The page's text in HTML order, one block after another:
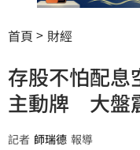
首頁 財經
存股不怕配息
主動牌 大盤
記者 師瑞德 報導